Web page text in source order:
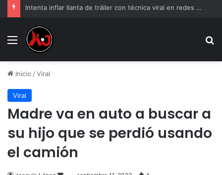
Intenta inflar llanta de tráiler con técnica viral en redes y casi muere en el intento
Menu
Inicio /Viral
Viral
Madre va en auto a buscar a
su hijo que se perdió usando
el camión